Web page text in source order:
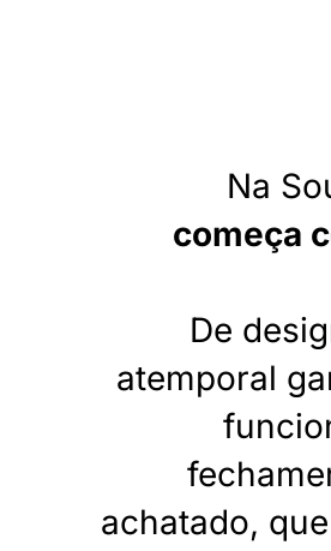
Na
começa
De
atemporal
achatado,